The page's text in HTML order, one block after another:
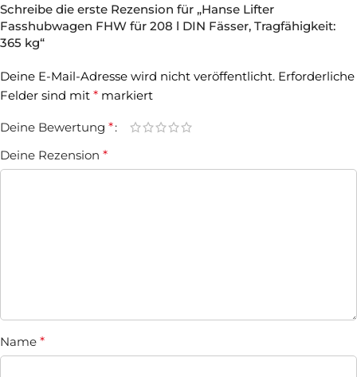
Schreibe die erste Rezension für „Hanse Lifter
Fasshubwagen FHW für 208 l DIN Fässer, Tragfähigkeit:
365 kg“
Deine E-Mail-Adresse wird nicht veröffentlicht. Erforderliche
Felder sind mit * markiert
Deine Bewertung *
Deine Rezension *
Name *